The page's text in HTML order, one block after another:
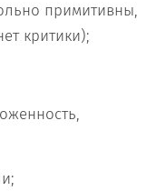
примитивны,
критики);